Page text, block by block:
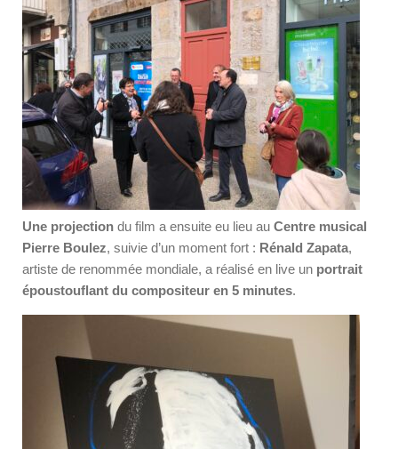
Une projection du film a ensuite eu lieu au Centre musical
Pierre Boulez, suivie d’un moment fort : Rénald Zapata,
artiste de renommée mondiale, a réalisé en live un portrait
époustouflant du compositeur en 5 minutes.